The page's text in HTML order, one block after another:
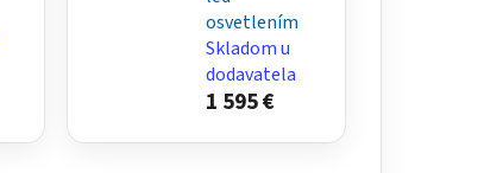
osvetlením
Skladom u
dodavatela
1 595 €